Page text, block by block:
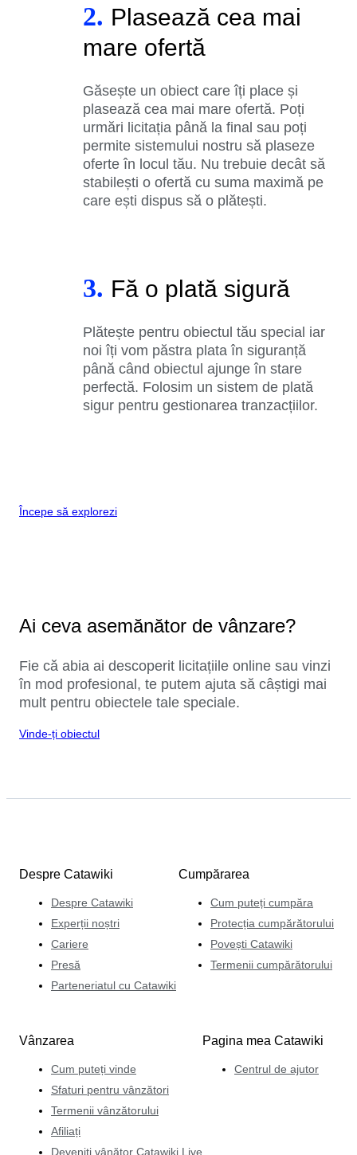
2. Plasează cea mai
mare ofertă
Găsește un obiect care îți place și
plasează cea mai mare ofertă. Poți
urmări licitația până la final sau poți
permite sistemului nostru să plaseze
oferte în locul tău. Nu trebuie decât să
stabilești o ofertă cu suma maximă pe
care ești dispus să o plătești.
3. Fă o plată sigură
Plătește pentru obiectul tău special iar
noi îți vom păstra plata în siguranță
până când obiectul ajunge în stare
perfectă. Folosim un sistem de plată
sigur pentru gestionarea tranzacțiilor.
Începe să explorezi
Ai ceva asemănător de vânzare?
Fie că abia ai descoperit licitațiile online sau vinzi
în mod profesional, te putem ajuta să câștigi mai
mult pentru obiectele tale speciale.
Vinde-ți obiectul
Despre Catawiki
Despre Catawiki
Experții noștri
Cariere
Presă
Parteneriatul cu Catawiki
Cumpărarea
Cum puteți cumpăra
Protecția cumpărătorului
Povești Catawiki
Termenii cumpărătorului
Vânzarea
Cum puteți vinde
Sfaturi pentru vânzători
Termenii vânzătorului
Afiliați
Deveniți vânător Catawiki Live
Pagina mea Catawiki
Centrul de ajutor